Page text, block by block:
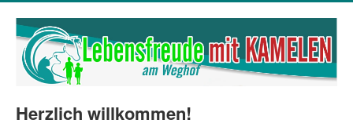
Herzlich willkommen!